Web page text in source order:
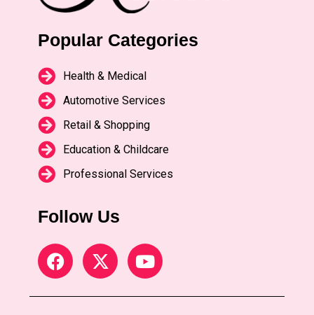
Popular Categories
Health & Medical
Automotive Services
Retail & Shopping
Education & Childcare
Professional Services
Follow Us